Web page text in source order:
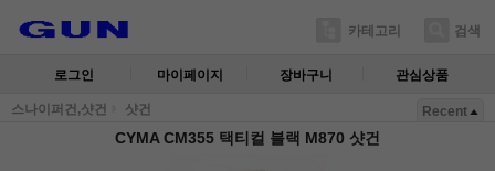
카테고리 검색
로그인 마이페이지 장바구니 관심상품
스나이퍼건,샷건 샷건 Recent
CYMA CM355 택티컬 블랙 M870 샷건